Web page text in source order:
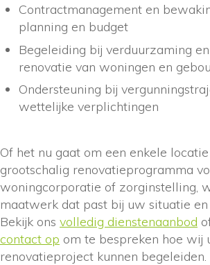
Contractmanagement en
planning en budget
Begeleiding bij verduurzaming
renovatie van woningen en
Ondersteuning bij
wettelijke verplichtingen
Of het nu gaat om een enkele
grootschalig renovatieprogramma
woningcorporatie of zorginstelling,
maatwerk dat past bij uw situatie
Bekijk ons volledig dienstenaanbod
contact op om te bespreken hoe wij
renovatieproject kunnen begeleiden.